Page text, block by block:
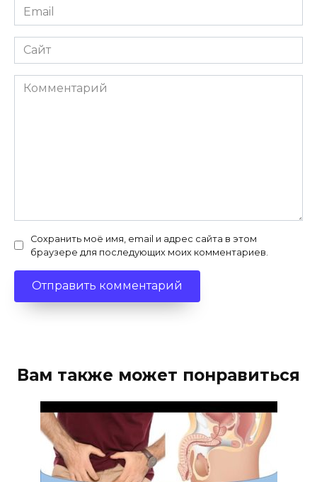
Email
*
Сайт
Комментарий
Сохранить моё имя, email и адрес сайта в этом
браузере для последующих моих комментариев.
Вам также может понравиться